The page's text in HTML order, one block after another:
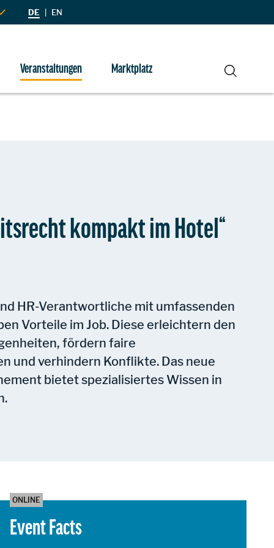
DE | EN
Veranstaltungen
Marktplatz
Suche
kompakt im Hotel“
HR-Verantwortliche mit umfassenden
Vorteile im Job. Diese erleichtern den
fördern faire
und verhindern Konflikte. Das neue
bietet spezialisiertes Wissen in
ONLINE
Event Facts